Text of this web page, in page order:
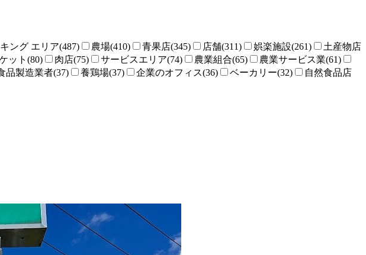
ング エリア(487) 農場(410) 青果店(345) 店舗(311) 娯楽施設(261)
土産物店
ット(80) 肉店(75) サービスエリア(74) 農業組合(65)
農業サービス業(61)
品製造業者(37) 養鶏場(37) 企業のオフィス(36) ベーカリー(32) 自然食品店